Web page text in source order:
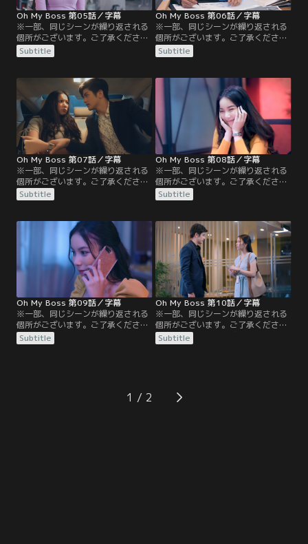
Oh My Boss 第05話／字幕
※一部、同じシーンが繰り返される
個所がございます。ご了承ください
／字幕／第5話／人事部に退職願を
出したニム。同時に先輩から、営業
をしたと伝えられ、無理やり営業担
当先の撮影スタジオに連れていかれ
た。撮影現場では、顧客のマークが
モデルの表情がコンセプトにあって
いないと激怒し、一時間以内に別の
日本人モデルを連れて来いと…。
Subtitle
Oh My Boss 第06話／字幕
※一部、同じシーンが繰り返される
個所がございます。ご了承ください
／字幕／第6話／ニムは撮影がうま
くいったお礼がしたいというマーク
出かけてしまった。ニムが心配で会
社にこもって仕事を続けていたコウ
ジは、働きすぎによる疲労から熱が
出て会社を休むことに。それを知っ
たニムは、必要な書類や食べ物飲み
物を届けるため…。
Subtitle
Oh My Boss 第07話／字幕
※一部、同じシーンが繰り返される
個所がございます。ご了承ください
／字幕／第7話／会社でレナとコウ
ジがキスしているところを目撃して
なり仕事が手につかない。いてもた
ってもいられず、友達を呼び出して
お酒を飲んでいると、その店にコウ
ジとレナが現れた。楽しげに会話す
る二人の様子を見ていられないニム
Subtitle
Oh My Boss 第08話／字幕
※一部、同じシーンが繰り返される
個所がございます。ご了承ください
／字幕／第8話／ついに付き合うこ
とになったコウジとニム。喜びのあ
ウジは仕事場では二人の関係を頑な
に隠し、ニムのことをただの秘書と
して扱う。さらにニムは家族や友人
から、日本人の男を簡単に信用して
はいけないと釘を刺される。レナか
らは…。
Subtitle
Oh My Boss 第09話／字幕
※一部、同じシーンが繰り返される
個所がございます。ご了承ください
／字幕／第9話／出張のため韓国へ
旅立ったボス。ニムはコウジへメッ
を見つけ、「完璧なカップルだ」と
話しているのを見て、ますます不安
Subtitle
Oh My Boss 第10話／字幕
※一部、同じシーンが繰り返される
個所がございます。ご了承ください
／字幕／第10話／顧客のマークが打
ち合わせのため会社にやってきた。
れ出し、誰もいない部屋でニムにキ
ス！その後、ニムの携帯に叔母から
Subtitle
1